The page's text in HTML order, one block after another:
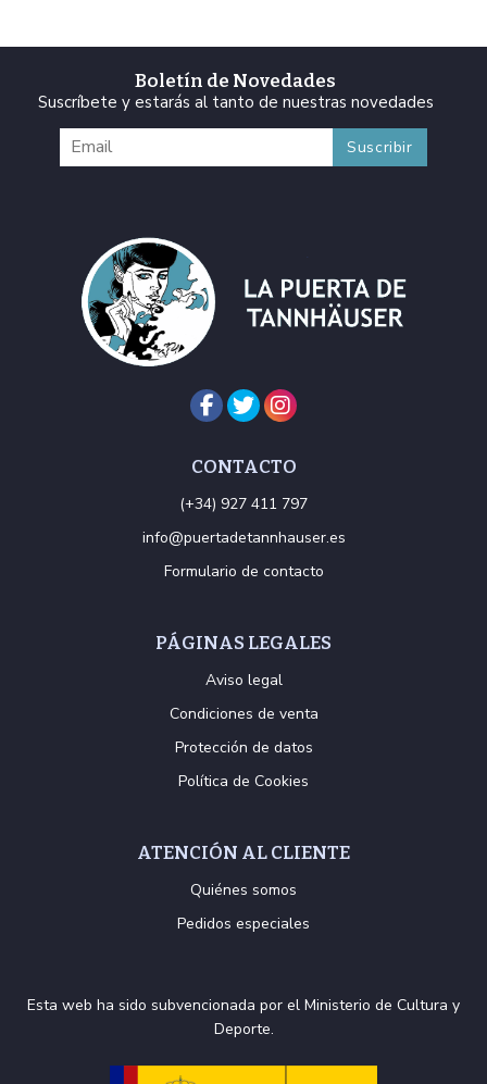
Boletín de Novedades
Suscríbete y estarás al tanto de nuestras novedades
CONTACTO
(+34) 927 411 797
info@puertadetannhauser.es
Formulario de contacto
PÁGINAS LEGALES
Aviso legal
Condiciones de venta
Protección de datos
Política de Cookies
ATENCIÓN AL CLIENTE
Quiénes somos
Pedidos especiales
Esta web ha sido subvencionada por el Ministerio de Cultura y
Deporte.